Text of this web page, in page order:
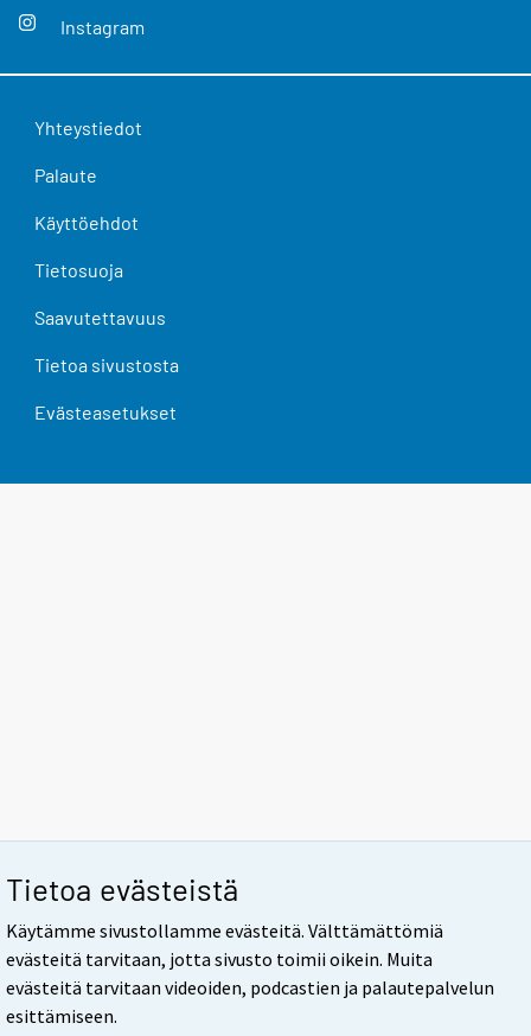
Tietoa evästeistä
Käytämme sivustollamme evästeitä. Välttämättömiä
evästeitä tarvitaan, jotta sivusto toimii oikein. Muita
evästeitä tarvitaan videoiden, podcastien ja palautepalvelun
esittämiseen.
Instagram
Yhteystiedot
Palaute
Käyttöehdot
Tietosuoja
Saavutettavuus
Tietoa sivustosta
Evästeasetukset